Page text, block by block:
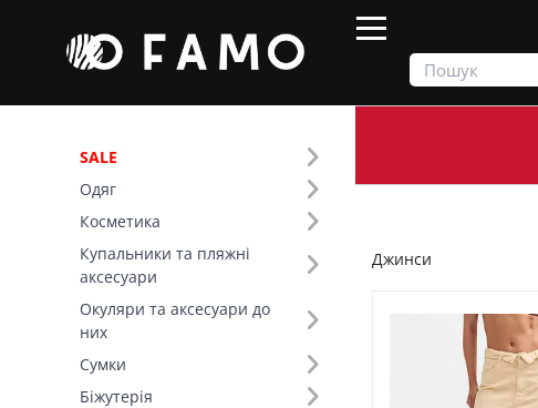
SALE
Одяг
Косметика
Купальники та пляжні
аксесуари
Окуляри та аксесуари до
них
Сумки
Біжутерія
Джинси
Фільтр
Ціна
SALE
Джинси